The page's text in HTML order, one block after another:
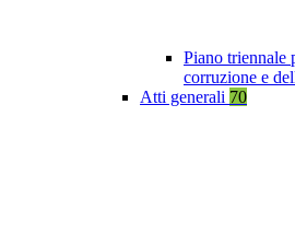
Piano triennale
corruzione e
Atti generali 70